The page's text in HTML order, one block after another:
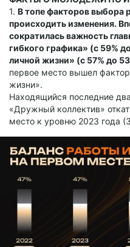
1. В топе факторов выбора
происходить изменения.
сократилась важность
гибкого графика» (с 59%
личной жизни» (с 57% до
первое место вышел
жизни».
Находящийся последние
«Дружный коллектив»
место к уровню 2023 года